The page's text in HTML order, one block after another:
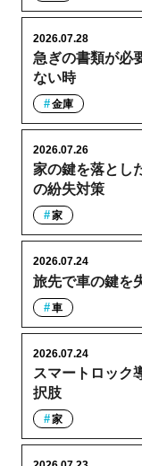
急ぎの書類が必
ない時
2026.07.28
金庫
家の鍵を落とし
の紛失対策
2026.07.26
家
旅先で車の鍵を
2026.07.24
車
スマートロック
択肢
2026.07.24
家